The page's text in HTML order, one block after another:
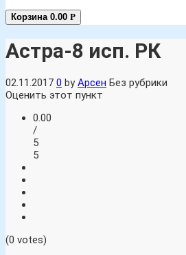
Корзина 0.00 Р
Астра-8 исп. РК
02.11.2017 0 byАрсен Без рубрики
Оценить этот пункт
0.00
/
5
5
(0 votes)